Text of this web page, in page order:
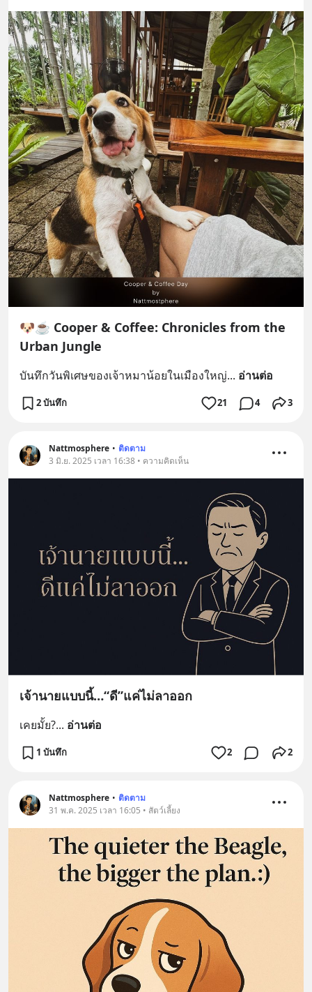
🐶☕ Cooper & Coffee: Chronicles from the
Urban Jungle
บันทึกวันพิเศษของเจ้าหมาน้อยในเมืองใหญ่... อ่านต่อ
2 บันทึก 21 4 3
Nattmosphere • ติดตาม
3 มิ.ย. 2025 เวลา 16:38 • ความคิดเห็น
เจ้านายแบบนี้…“ดี”แค่ไม่ลาออก
เคยมั้ย?... อ่านต่อ
1 บันทึก 2 2
Nattmosphere • ติดตาม
31 พ.ค. 2025 เวลา 16:05 • สัตว์เลี้ยง